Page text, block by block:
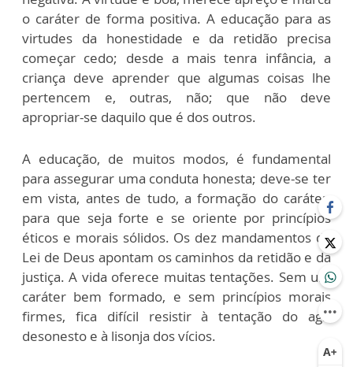
o caráter de forma positiva. A educação para as
virtudes da honestidade e da retidão precisa
começar cedo; desde a mais tenra infância, a
criança deve aprender que algumas coisas lhe
pertencem e, outras, não; que não deve
apropriar-se daquilo que é dos outros.
A educação, de muitos modos, é fundamental
para assegurar uma conduta honesta; deve-se ter
em vista, antes de tudo, a formação do caráter,
para que seja forte e se oriente por princípios
éticos e morais sólidos. Os dez mandamentos da
Lei de Deus apontam os caminhos da retidão e da
justiça. A vida oferece muitas tentações. Sem um
caráter bem formado, e sem princípios morais
firmes, fica difícil resistir à tentação do agir
desonesto e à lisonja dos vícios.